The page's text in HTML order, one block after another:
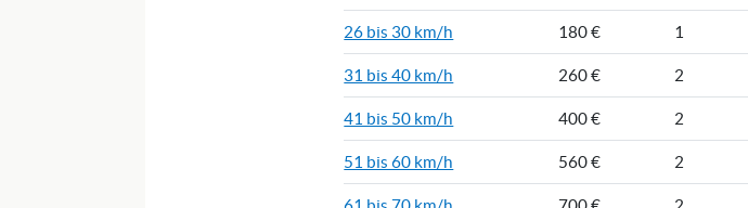
26 bis 30 km/h 180 € 1
31 bis 40 km/h 260 € 2
41 bis 50 km/h 400 € 2
51 bis 60 km/h 560 € 2